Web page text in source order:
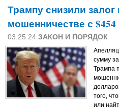
Трампу снизили
мошенничестве с
03.25.24 ЗАКОН И ПОРЯДОК
сумму
Трампа
того,
или